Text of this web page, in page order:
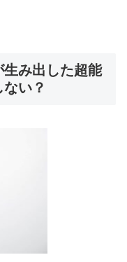
み出した超能
い？